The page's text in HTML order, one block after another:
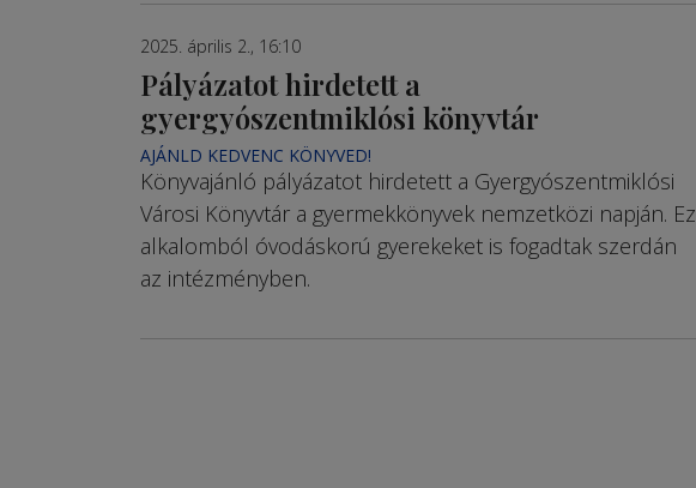
2025. április 2., 16:10
Pályázatot hirdetett a
gyergyószentmiklósi könyvtár
AJÁNLD KEDVENC KÖNYVED!
Könyvajánló pályázatot hirdetett a Gyergyószentmiklósi
Városi Könyvtár a gyermekkönyvek nemzetközi napján. Ez
alkalomból óvodáskorú gyerekeket is fogadtak szerdán
az intézményben.